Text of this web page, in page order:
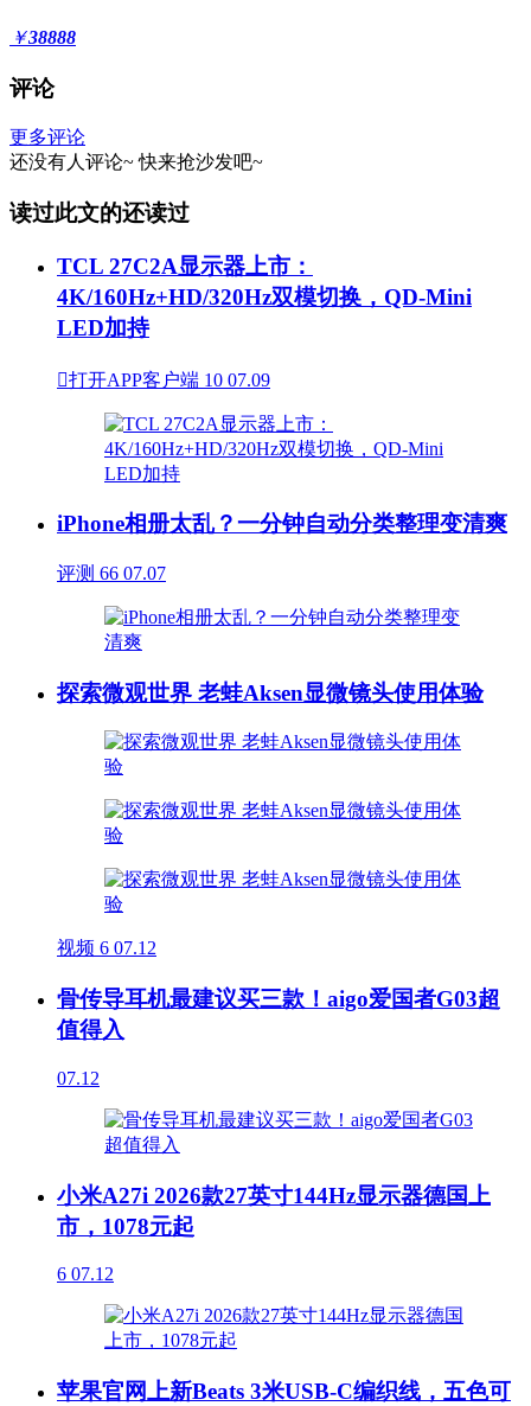
￥38888
评论
更多评论
还没有人评论~ 快来抢沙发吧~
读过此文的还读过
TCL 27C2A显示器上市：
4K/160Hz+HD/320Hz双模切换，QD-Mini
LED加持
打开APP客户端 10 07.09
iPhone相册太乱？一分钟自动分类整理变清爽
评测 66 07.07
探索微观世界 老蛙Aksen显微镜头使用体验
视频 6 07.12
骨传导耳机最建议买三款！aigo爱国者G03超
值得入
07.12
小米A27i 2026款27英寸144Hz显示器德国上
市，1078元起
6 07.12
苹果官网上新Beats 3米USB-C编织线，五色可